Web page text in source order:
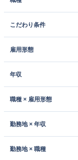
こだわり条件
雇用形態
年収
職種 × 雇用形態
勤務地 × 年収
勤務地 × 職種